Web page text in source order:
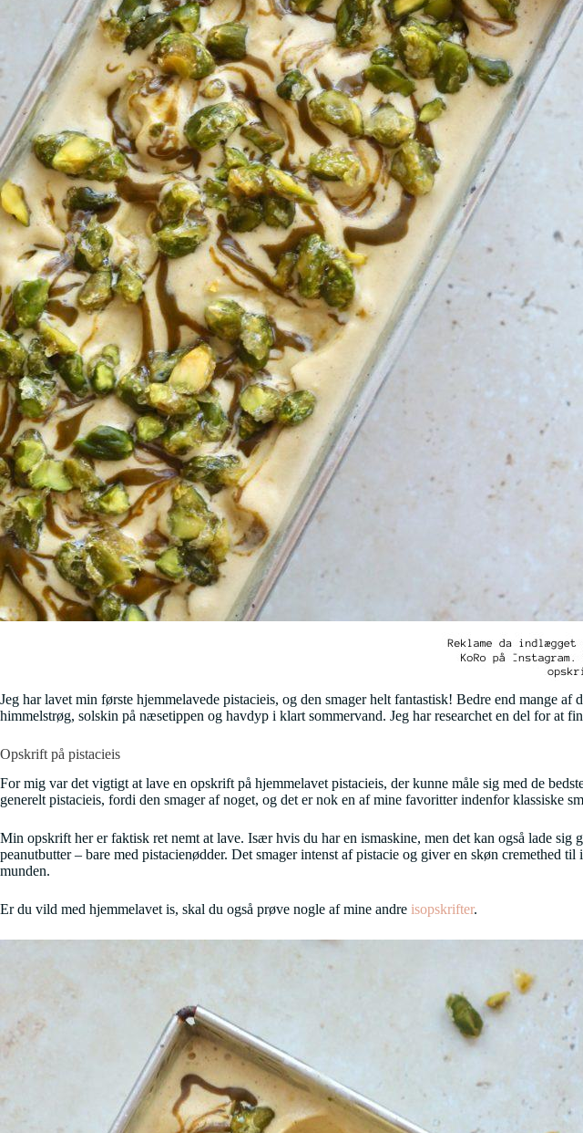
Jeg har lavet min første hjemmelavede pistacieis, og den smager helt fantastisk! Bedre end mange
himmelstrøg, solskin på næsetippen og havdyp i klart sommervand. Jeg har researchet en del for at
Opskrift på pistacieis
For mig var det vigtigt at lave en opskrift på hjemmelavet pistacieis, der kunne måle sig med de
generelt pistacieis, fordi den smager af noget, og det er nok en af mine favoritter indenfor klassiske
Min opskrift her er faktisk ret nemt at lave. Især hvis du har en ismaskine, men det kan også lade
peanutbutter – bare med pistacienødder. Det smager intenst af pistacie og giver en skøn cremethed
munden.
Er du vild med hjemmelavet is, skal du også prøve nogle af mine andre isopskrifter.